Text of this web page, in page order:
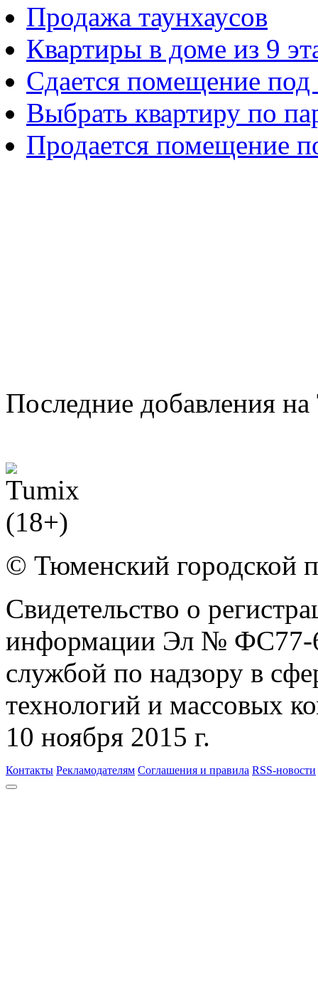
Продажа таунхаусов
Квартиры в доме из 9
Сдается помещение под
Выбрать квартиру по
Продается помещение
Последние добавления
© Тюменский городской
Свидетельство о
информации Эл № ФС77-
службой по надзору в
технологий и массовых
10 ноября 2015 г.
Контакты Рекламодателям Соглашения и правила RSS-новости